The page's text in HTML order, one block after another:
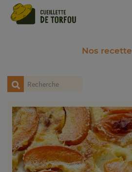
Nos
Panneau de gestion des cookies